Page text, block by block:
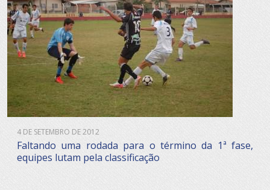
4 DE SETEMBRO DE 2012
Faltando uma rodada para o término da 1ª fase,
equipes lutam pela classificação